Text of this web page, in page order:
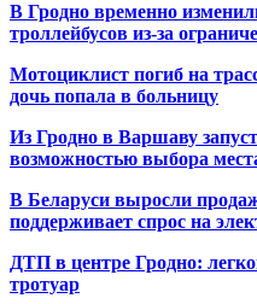
В Гродно временно
троллейбусов из-за
Мотоциклист погиб на
дочь попала в больницу
Из Гродно в Варшаву
возможностью выбора
В Беларуси выросли
поддерживает спрос на
ДТП в центре Гродно:
тротуар